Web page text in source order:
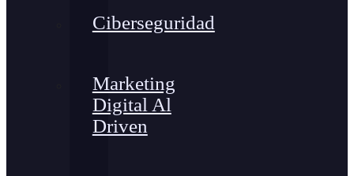
Ciberseguridad
Marketing
Digital Al
Driven